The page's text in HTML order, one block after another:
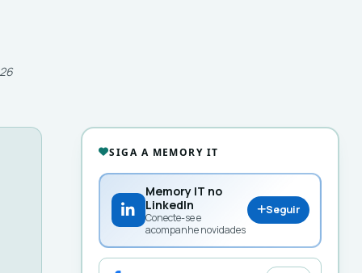
SIGA A MEMORY IT
Memory IT no
LinkedIn
Conecte-se e
acompanhe novidades
Seguir